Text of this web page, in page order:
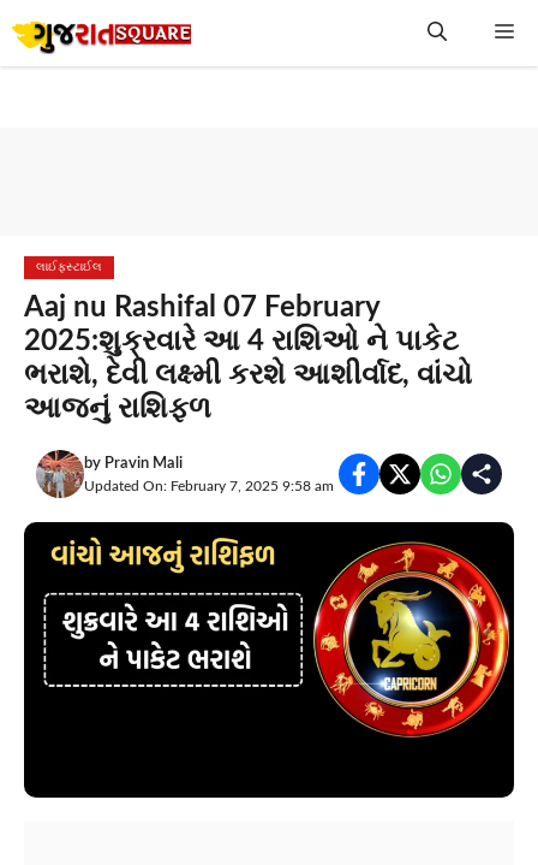
to
લાઈફસ્ટાઈલ
Aaj nu Rashifal 07 February
2025:શુક્રવારે આ 4 રાશિઓ ને પાકેટ
ભરાશે, દેવી લક્ષ્મી કરશે આશીર્વાદ, વાંચો
આજનું રાશિફળ
by Pravin Mali
Updated On: February 7, 2025 9:58 am